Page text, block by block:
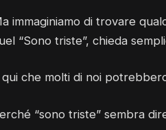
immaginiamo di trovare
“Sono triste”, chieda
qui che molti di noi
“sono triste” sembra